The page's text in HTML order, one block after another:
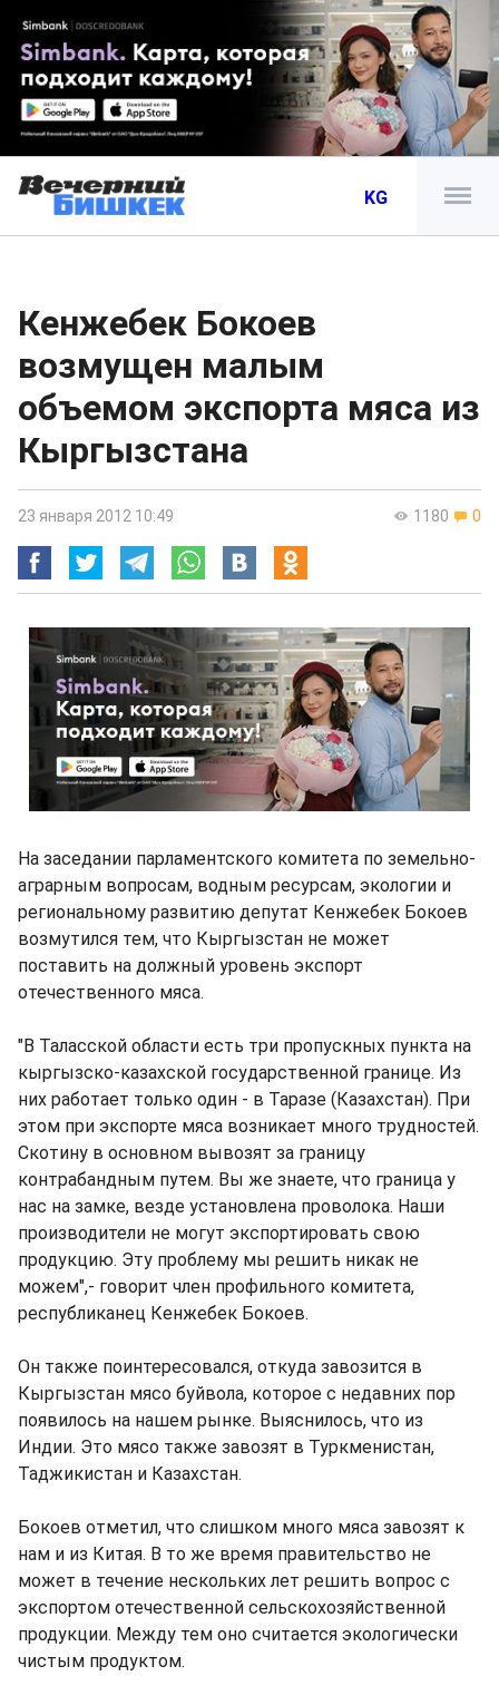
KG
Кенжебек Бокоев
возмущен малым
объемом экспорта мяса из
Кыргызстана
1180 0
23 января 2012 10:49
На заседании парламентского комитета по земельно-
аграрным вопросам, водным ресурсам, экологии и
региональному развитию депутат Кенжебек Бокоев
возмутился тем, что Кыргызстан не может
поставить на должный уровень экспорт
отечественного мяса.
"В Таласской области есть три пропускных пункта на
кыргызско-казахской государственной границе. Из
них работает только один - в Таразе (Казахстан). При
этом при экспорте мяса возникает много трудностей.
Скотину в основном вывозят за границу
контрабандным путем. Вы же знаете, что граница у
нас на замке, везде установлена проволока. Наши
производители не могут экспортировать свою
продукцию. Эту проблему мы решить никак не
можем",- говорит член профильного комитета,
республиканец Кенжебек Бокоев.
Он также поинтересовался, откуда завозится в
Кыргызстан мясо буйвола, которое с недавних пор
появилось на нашем рынке. Выяснилось, что из
Индии. Это мясо также завозят в Туркменистан,
Таджикистан и Казахстан.
Бокоев отметил, что слишком много мяса завозят к
нам и из Китая. В то же время правительство не
может в течение нескольких лет решить вопрос с
экспортом отечественной сельскохозяйственной
продукции. Между тем оно считается экологически
чистым продуктом.